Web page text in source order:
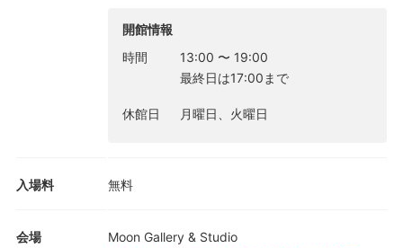
開館情報
時間
13:00 〜 19:00
最終日は17:00まで
休館日 月曜日、火曜日
入場料 無料
会場
Moon Gallery & Studio